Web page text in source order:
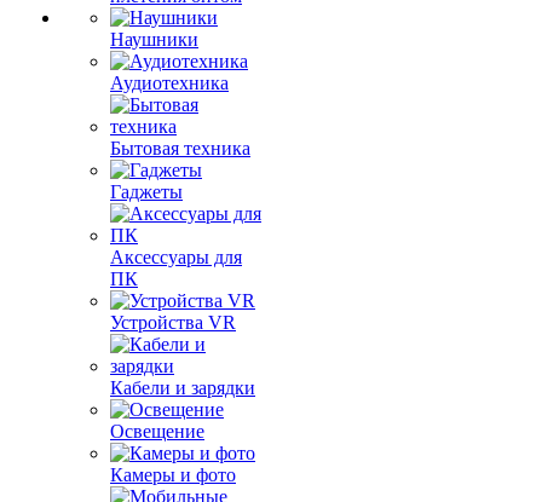
Наушники
Аудиотехника
Бытовая техника
Гаджеты
Аксессуары для
ПК
Устройства VR
Кабели и зарядки
Освещение
Камеры и фото